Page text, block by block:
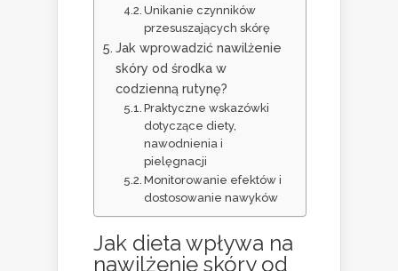
Unikanie czynników
przesuszających skórę
Jak wprowadzić nawilżenie
skóry od środka w
codzienną rutynę?
Praktyczne wskazówki
dotyczące diety,
nawodnienia i
pielęgnacji
Monitorowanie efektów i
dostosowanie nawyków
Jak dieta wpływa na
nawilżenie skóry od